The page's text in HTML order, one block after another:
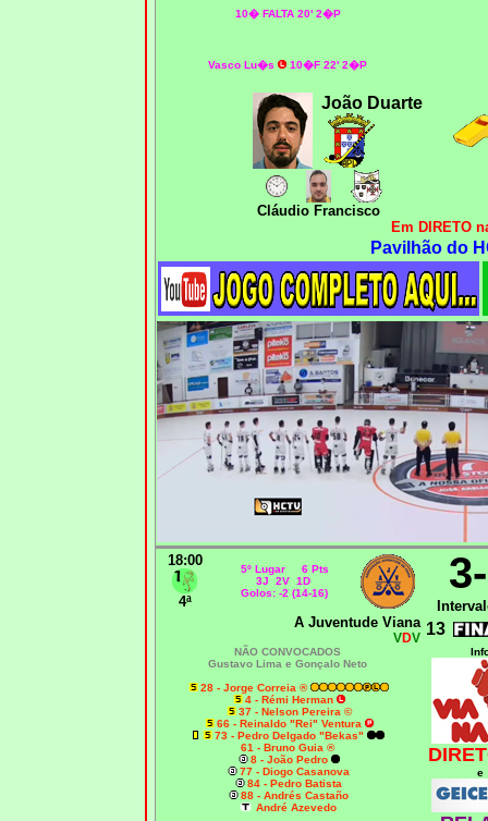
10� FALTA 20' 2�P
Vasco Lu�s 10�F 22' 2�P
João Duarte
Cláudio Francisco
Em DIRETO
Pavilhão do
18:00
4ª
5º Lugar 6 Pts
3J 2V 1D
Golos: -2 (14-16)
A Juventude Viana
VDV 13
NÃO CONVOCADOS
Gustavo Lima e Gonçalo Neto
28 - Jorge Correia ®
4 - Rémi Herman
37 - Nelson Pereira ©
66 - Reinaldo "Rei" Ventura
73 - Pedro Delgado "Bekas"
61 - Bruno Guia ®
8 - João Pedro
77 - Diogo Casanova
84 - Pedro Batista
88 - Andrés Castaño
André Azevedo
e